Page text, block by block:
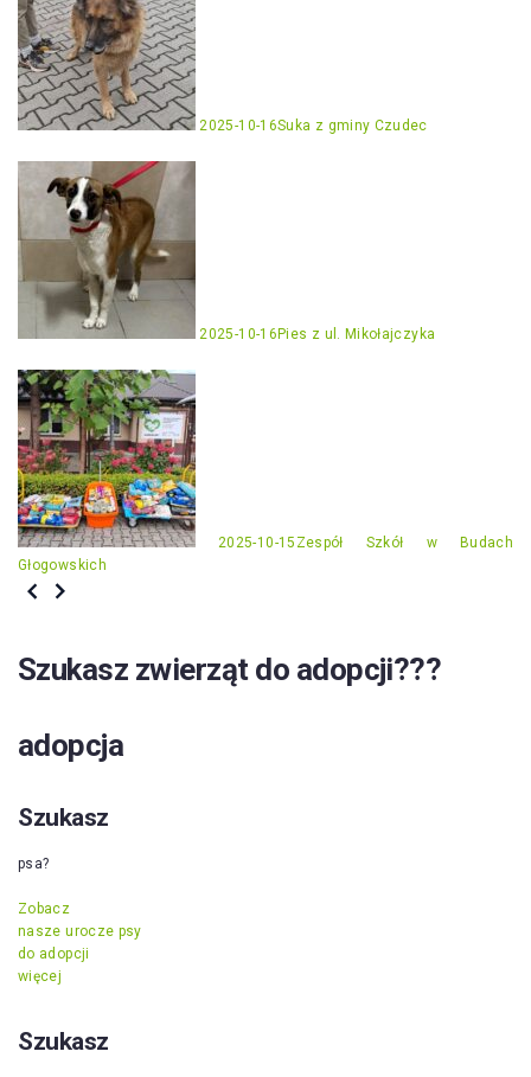
2025-10-16Suka z gminy Czudec
2025-10-16 Pies z ul. Mikołajczyka
2025-10-15 Zespół Szkół w Budach
Głogowskich
Szukasz zwierząt do adopcji???
adopcja
Szukasz
psa?
Zobacz
nasze urocze psy
do adopcji
więcej
Szukasz